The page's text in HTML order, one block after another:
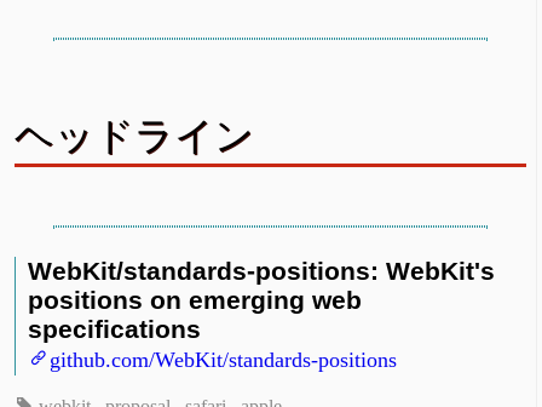
ヘッドライン
WebKit/standards-positions: WebKit's
positions on emerging web
specifications
github.com/WebKit/standards-positions